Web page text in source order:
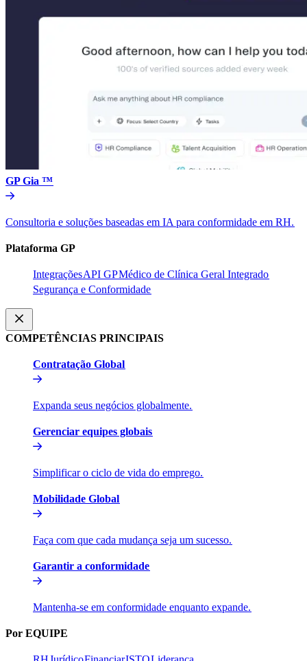
GP Gia ™​​
Consultoria e soluções baseadas em IA para conformidade em RH.​​
Plataforma GP​​
Integrações​​API GP​​Médico de Clínica Geral Integrado​​
Segurança e Conformidade​​
COMPETÊNCIAS PRINCIPAIS​​
Contratação Global​​
Expanda seus negócios globalmente.​​
Gerenciar equipes globais​​
Simplificar o ciclo de vida do emprego.​​
Mobilidade Global​​
Faça com que cada mudança seja um sucesso.​​
Garantir a conformidade​​
Mantenha-se em conformidade enquanto expande.​​
Por EQUIPE​​